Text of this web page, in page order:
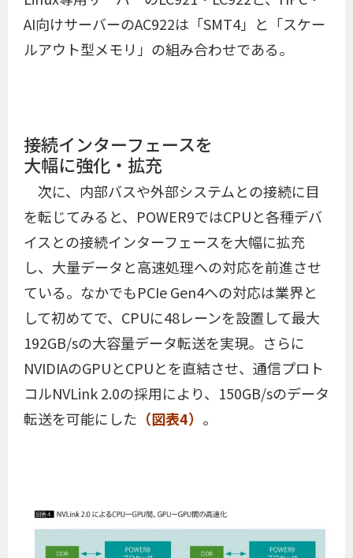
AI向けサーバーのAC922は「SMT4」と「スケー
ルアウト型メモリ」の組み合わせである。
接続インターフェースを
大幅に強化・拡充
次に、内部バスや外部システムとの接続に目
を転じてみると、POWER9ではCPUと各種デバ
イスとの接続インターフェースを大幅に拡充
し、大量データと高速処理への対応を前進させ
ている。なかでもPCIe Gen4への対応は業界と
して初めてで、CPUに48レーンを設置して最大
192GB/sの大容量データ転送を実現。さらに
NVIDIAのGPUとCPUとを直結させ、通信プロト
コルNVLink 2.0の採用により、150GB/sのデータ
転送を可能にした （図表4） 。